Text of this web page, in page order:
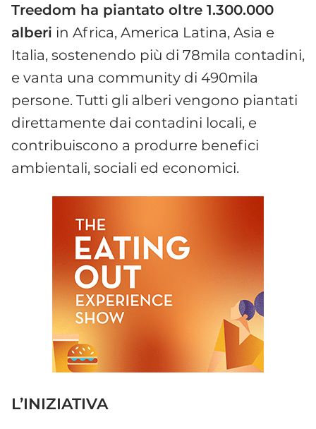
Treedom ha piantato oltre 1.300.000
alberi in Africa, America Latina, Asia e
Italia, sostenendo più di 78mila contadini,
e vanta una community di 490mila
persone. Tutti gli alberi vengono piantati
direttamente dai contadini locali, e
contribuiscono a produrre benefici
ambientali, sociali ed economici.
L’INIZIATIVA